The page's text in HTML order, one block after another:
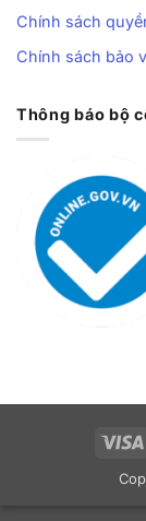
Chính sách
Chính sách bảo
Thông báo bộ